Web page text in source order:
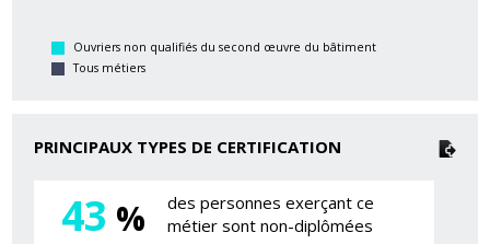
Ouvriers non qualifiés du second œuvre du bâtiment
Tous métiers
PRINCIPAUX TYPES DE CERTIFICATION
43 %
des personnes exerçant ce
métier sont non-diplômées